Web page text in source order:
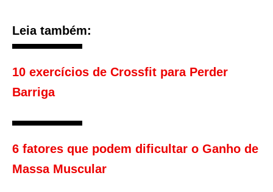
Leia também:
10 exercícios de Crossfit para Perder
Barriga
6 fatores que podem dificultar o Ganho de
Massa Muscular